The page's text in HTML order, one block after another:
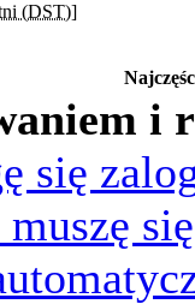
(DST)]
i
się